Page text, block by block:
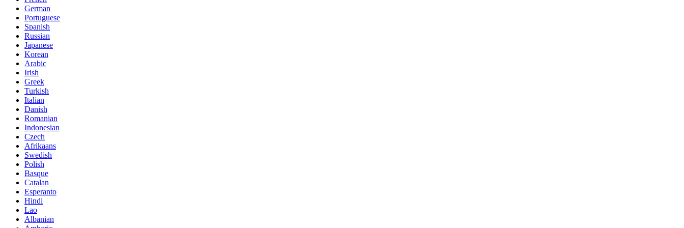
German
Portuguese
Spanish
Russian
Japanese
Korean
Arabic
Irish
Greek
Turkish
Italian
Danish
Romanian
Indonesian
Czech
Afrikaans
Swedish
Polish
Basque
Catalan
Esperanto
Hindi
Lao
Albanian